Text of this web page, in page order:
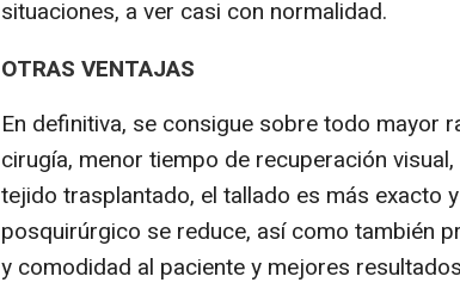
situaciones, a ver casi con normalidad.
OTRAS VENTAJAS
En definitiva, se consigue sobre todo mayor
cirugía, menor tiempo de recuperación
tejido trasplantado, el tallado es más exacto
posquirúrgico se reduce, así como también
y comodidad al paciente y mejores